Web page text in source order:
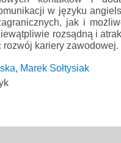
w języku
jak i
rozsądną i
rozwój kariery zawodowej.
, Marek Sołtysiak